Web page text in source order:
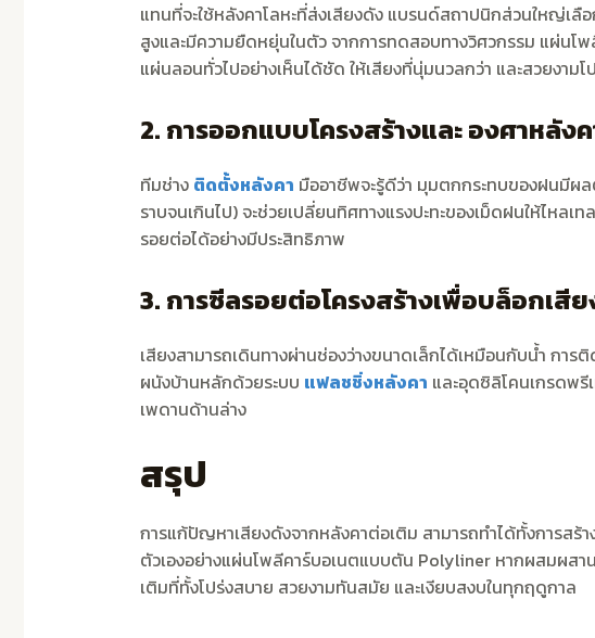
แทนที่จะใช้หลังคาโลหะที่ส่งเสียงดัง แบรนด์สถาปนิกส่วนใหญ่เลื
สูงและมีความยืดหยุ่นในตัว จากการทดสอบทางวิศวกรรม แผ่น
แผ่นลอนทั่วไปอย่างเห็นได้ชัด ให้เสียงที่นุ่มนวลกว่า และสวยงามโ
2. การออกแบบโครงสร้างและ องศาหลัง
ทีมช่าง ติดตั้งหลังคา มืออาชีพจะรู้ดีว่า มุมตกกระทบของฝนมีผ
ราบจนเกินไป) จะช่วยเปลี่ยนทิศทางแรงปะทะของเม็ดฝนให้ไหล
รอยต่อได้อย่างมีประสิทธิภาพ
3. การซีลรอยต่อโครงสร้างเพื่อบล็อกเสีย
เสียงสามารถเดินทางผ่านช่องว่างขนาดเล็กได้เหมือนกับน้ำ กา
ผนังบ้านหลักด้วยระบบ แฟลชชิ่งหลังคา และอุดซิลิโคนเกรดพ
เพดานด้านล่าง
สรุป
การแก้ปัญหาเสียงดังจากหลังคาต่อเติม สามารถทำได้ทั้งการสร้า
ตัวเองอย่างแผ่นโพลีคาร์บอเนตแบบตัน Polyliner หากผสมผ
เติมที่ทั้งโปร่งสบาย สวยงามทันสมัย และเงียบสงบในทุกฤดูกาล